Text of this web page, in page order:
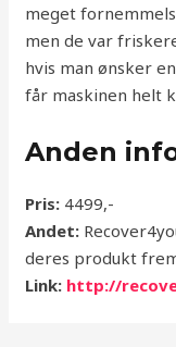
meget
men de var
hvis man ønsker
får maskinen helt
Anden
Pris: 4499,-
Andet:
deres produkt
Link: http://